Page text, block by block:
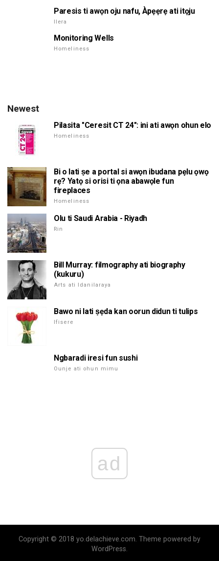
Paresis ti awọn oju nafu, Àpẹẹrẹ ati itọju
Ilera
Monitoring Wells
Homeliness
Newest
Pilasita "Ceresit CT 24": ini ati awọn ohun elo
Homeliness
Bi o lati ṣe a portal si awọn ibudana pẹlu ọwọ
rẹ? Yatọ si orisi ti ọna abawọle fun
fireplaces
Homeliness
Olu ti Saudi Arabia - Riyadh
Rin
Bill Murray: filmography ati biography
(kukuru)
Arts ati Idanilaraya
Bawo ni lati ṣẹda kan oorun didun ti tulips
Ifisere
Ngbaradi iresi fun sushi
Ounje ati ohun mimu
ad
Copyright © 2018 yo.delachieve.com. Theme powered by
WordPress.